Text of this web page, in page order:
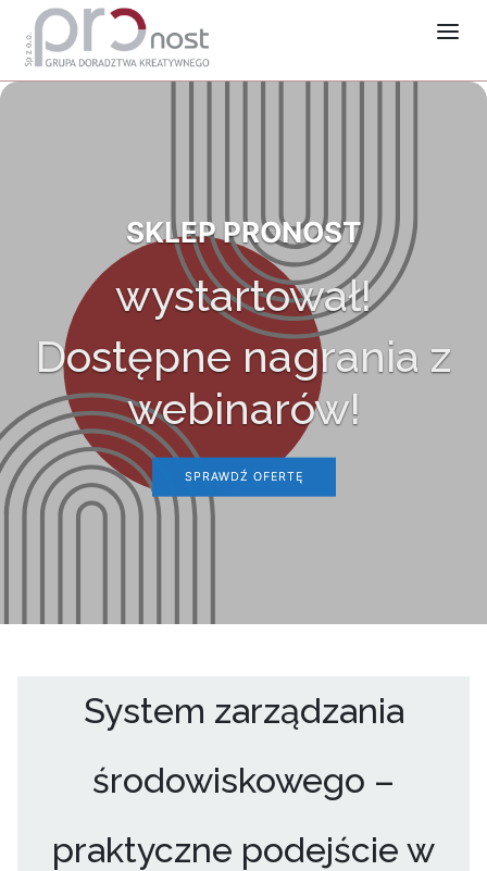
SKLEP PRONOST
wystartował!
Dostępne nagrania z
webinarów!
SPRAWDŹ OFERTĘ
System zarządzania
środowiskowego –
praktyczne podejście w